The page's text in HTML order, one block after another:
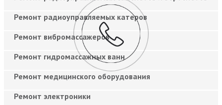
Ремонт радиоуправляемых катеров
Ремонт вибромассажеров
Ремонт гидромассажных ванн
Ремонт медицинского оборудования
Ремонт электроники